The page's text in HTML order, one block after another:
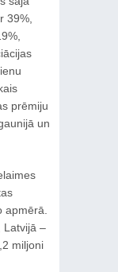
39%,
prēmiju
un
apmērā.
Latvijā –
miljoni